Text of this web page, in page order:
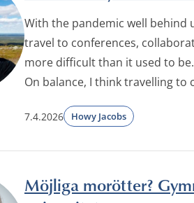
With the pandemic well behind
travel to conferences,
more difficult than it used to
On balance, I think travelling to
7.4.2026 Howy Jacobs
Möjliga morötter?